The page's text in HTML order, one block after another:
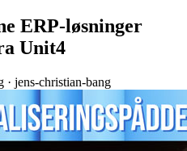
ERP-løsninger
Unit4
· jens-christian-bang